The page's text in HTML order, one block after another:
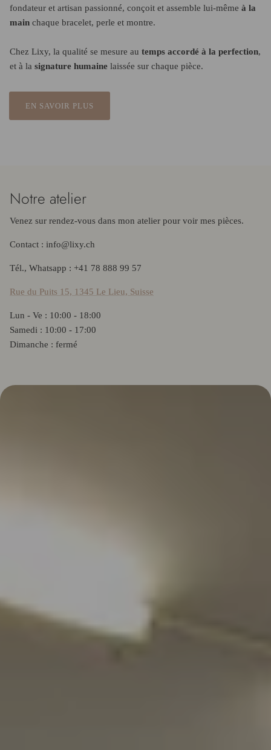
fondateur et artisan passionné, conçoit et assemble lui-même à la
main chaque bracelet, perle et montre.
Chez Lixy, la qualité se mesure au temps accordé à la perfection,
et à la signature humaine laissée sur chaque pièce.
EN SAVOIR PLUS
Notre atelier
Venez sur rendez-vous dans mon atelier pour voir mes pièces.
Contact : info@lixy.ch
Tél., Whatsapp : +41 78 888 99 57
Rue du Puits 15, 1345 Le Lieu, Suisse
Lun - Ve : 10:00 - 18:00
Samedi : 10:00 - 17:00
Dimanche : fermé